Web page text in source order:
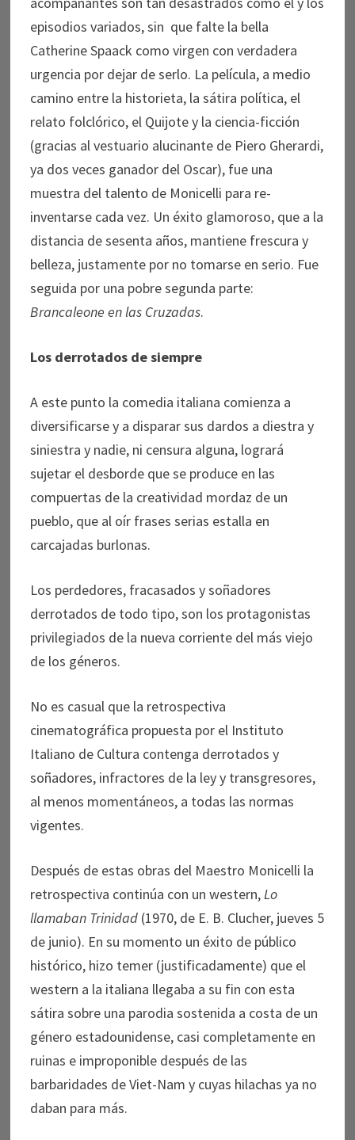
episodios variados, sin que falte la bella
Catherine Spaack como virgen con verdadera
urgencia por dejar de serlo. La película, a medio
camino entre la historieta, la sátira política, el
relato folclórico, el Quijote y la ciencia-ficción
(gracias al vestuario alucinante de Piero Gherardi,
ya dos veces ganador del Oscar), fue una
muestra del talento de Monicelli para re-
inventarse cada vez. Un éxito glamoroso, que a la
distancia de sesenta años, mantiene frescura y
belleza, justamente por no tomarse en serio. Fue
seguida por una pobre segunda parte:
Brancaleone en las Cruzadas.
Los derrotados de siempre
A este punto la comedia italiana comienza a
diversificarse y a disparar sus dardos a diestra y
siniestra y nadie, ni censura alguna, logrará
sujetar el desborde que se produce en las
compuertas de la creatividad mordaz de un
pueblo, que al oír frases serias estalla en
carcajadas burlonas.
Los perdedores, fracasados y soñadores
derrotados de todo tipo, son los protagonistas
privilegiados de la nueva corriente del más viejo
de los géneros.
No es casual que la retrospectiva
cinematográfica propuesta por el Instituto
Italiano de Cultura contenga derrotados y
soñadores, infractores de la ley y transgresores,
al menos momentáneos, a todas las normas
vigentes.
Después de estas obras del Maestro Monicelli la
retrospectiva continúa con un western, Lo
llamaban Trinidad (1970, de E. B. Clucher, jueves 5
de junio). En su momento un éxito de público
histórico, hizo temer (justificadamente) que el
western a la italiana llegaba a su fin con esta
sátira sobre una parodia sostenida a costa de un
género estadounidense, casi completamente en
ruinas e improponible después de las
barbaridades de Viet-Nam y cuyas hilachas ya no
daban para más.